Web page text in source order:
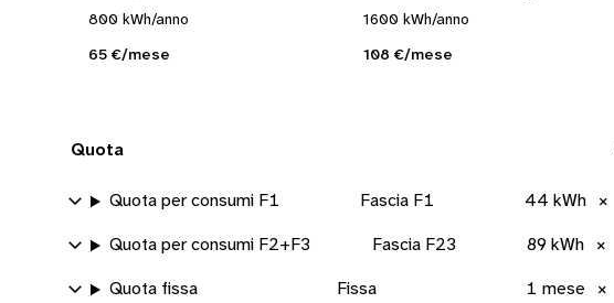
800 kWh/anno
65 €/mese
1600 kWh/anno
108 €/mese
Quota
Quota per consumi F1 Fascia F1 44 kWh ×
Quota per consumi F2+F3 Fascia F23 89 kWh ×
Quota fissa Fissa 1 mese ×